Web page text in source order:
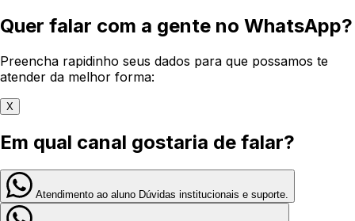
Quer falar com a gente no WhatsApp?
Preencha rapidinho seus dados para que possamos te
atender da melhor forma:
X
Em qual canal gostaria de falar?
Atendimento ao aluno Dúvidas institucionais e suporte.